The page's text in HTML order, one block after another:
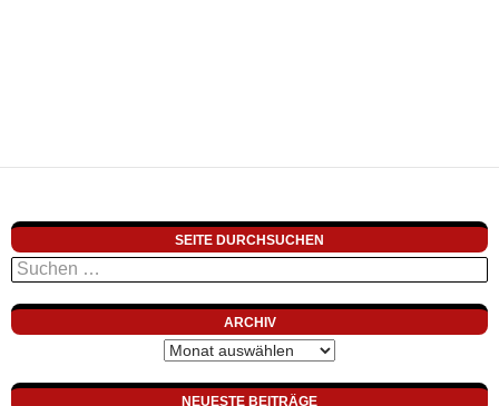
SEITE DURCHSUCHEN
Suchen
nach:
ARCHIV
Archiv
NEUESTE BEITRÄGE